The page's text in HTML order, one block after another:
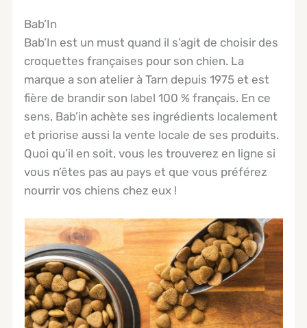
Bab’In
Bab’In est un must quand il s’agit de choisir des
croquettes françaises pour son chien. La
marque a son atelier à Tarn depuis 1975 et est
fière de brandir son label 100 % français. En ce
sens, Bab’in achète ses ingrédients localement
et priorise aussi la vente locale de ses produits.
Quoi qu’il en soit, vous les trouverez en ligne si
vous n’êtes pas au pays et que vous préférez
nourrir vos chiens chez eux !